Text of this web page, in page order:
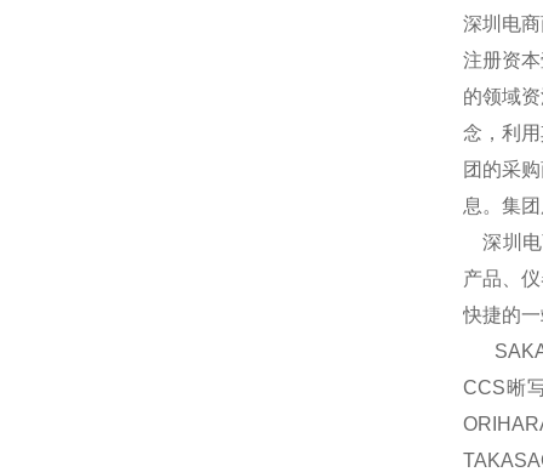
深圳电
注册资
的领域
念，利
团的采
息。集
深圳电
产品、
快捷的
CCS晰